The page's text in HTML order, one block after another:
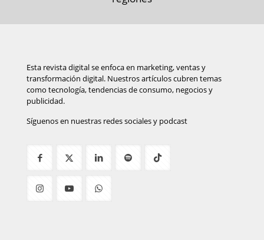
Esta revista digital se enfoca en marketing, ventas y
transformación digital. Nuestros artículos cubren temas
como tecnología, tendencias de consumo, negocios y
publicidad.
Síguenos en nuestras redes sociales y podcast